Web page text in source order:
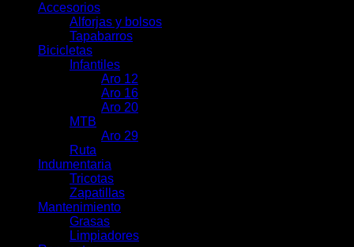
Accesorios
Alforjas y bolsos
Tapabarros
Bicicletas
Infantiles
Aro 12
Aro 16
Aro 20
MTB
Aro 29
Ruta
Indumentaria
Tricotas
Zapatillas
Mantenimiento
Grasas
Limpiadores